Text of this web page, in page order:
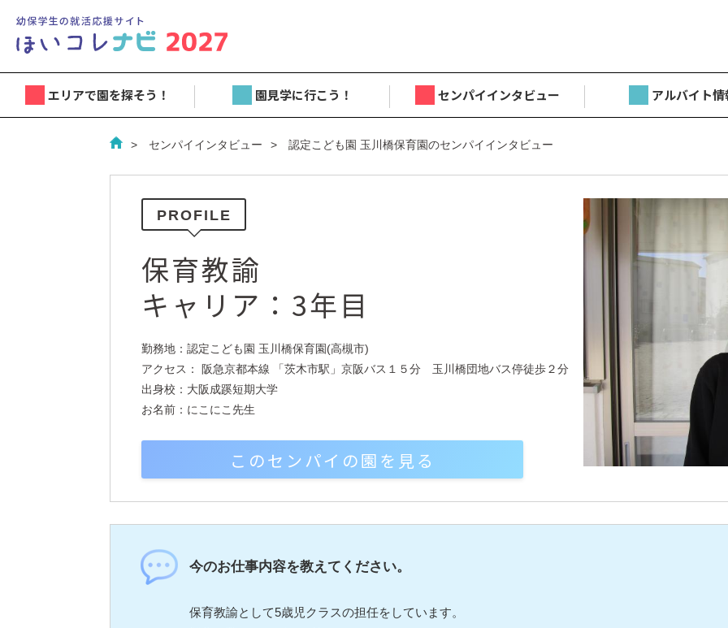
エリアで園を探そう！ 園見学に行こう！ センパイインタビュー アルバイト情
センパイインタビュー 認定こども園 玉川橋保育園のセンパイインタビュー
PROFILE
保育教諭
キャリア：3年目
勤務地：認定こども園 玉川橋保育園(高槻市)
アクセス： 阪急京都本線 「茨木市駅」京阪バス１５分 玉川橋団地バス停徒歩２分
出身校：大阪成蹊短期大学
お名前：にこにこ先生
このセンパイの園を見る
今のお仕事内容を教えてください。
保育教諭として5歳児クラスの担任をしています。